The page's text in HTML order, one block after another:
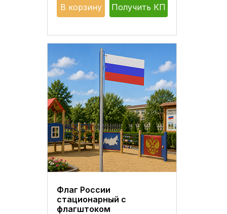
В корзину Получить КП
Флаг России
стационарный с
флагштоком